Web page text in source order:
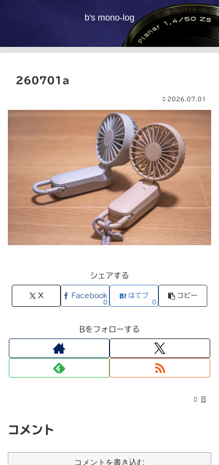
b's mono-log
260701a
2026.07.01
シェアする
X Facebook
0
はてブ
0
コピー
Bをフォローする
B
コメント
コメントを書き込む